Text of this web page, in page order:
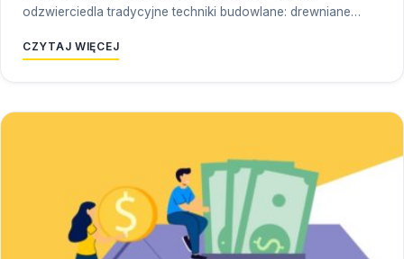
odzwierciedla tradycyjne techniki budowlane: drewniane…
CZYTAJ WIĘCEJ